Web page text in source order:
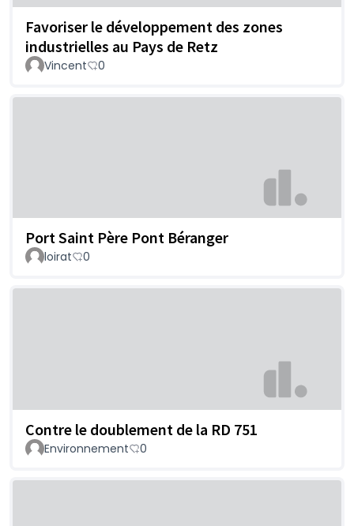
Favoriser le développement des zones
industrielles au Pays de Retz
Vincent 0
Port Saint Père Pont Béranger
loirat 0
Contre le doublement de la RD 751
Environnement 0